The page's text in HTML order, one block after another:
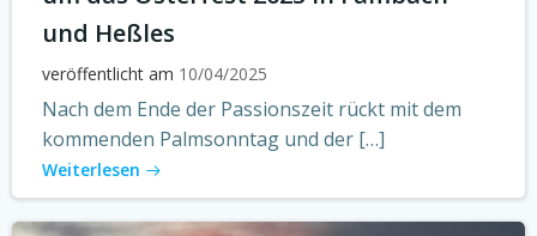
und Heßles
veröffentlicht am 10/04/2025
Nach dem Ende der Passionszeit rückt mit dem
kommenden Palmsonntag und der […]
Weiterlesen